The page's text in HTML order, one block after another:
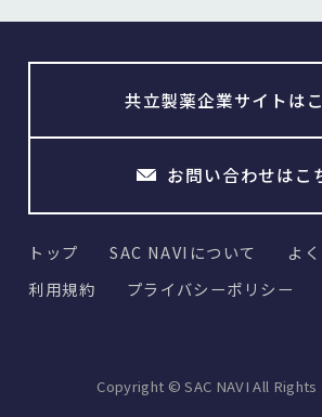
共立製薬企業サイトは
お問い合わせはこ
トップ SAC NAVIについて
よ
利用規約
プライバシーポリシー
Copyright © SAC NAVI All